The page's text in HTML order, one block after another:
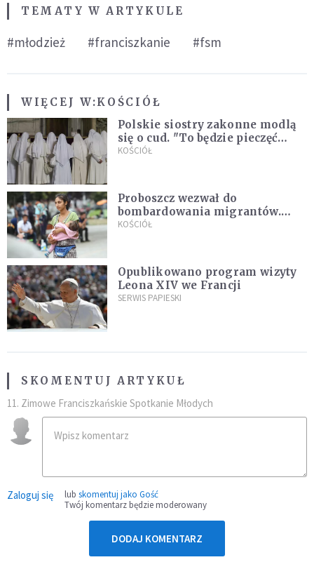
TEMATY W ARTYKULE
#młodzież #franciszkanie #fsm
WIĘCEJ W:KOŚCIÓŁ
Polskie siostry zakonne modlą
się o cud. "To będzie pieczęć
Pana Boga dla naszej wiary"
KOŚCIÓŁ
Proboszcz wezwał do
bombardowania migrantów.
"Masowy ogień przeciwko
KOŚCIÓŁ
Opublikowano program wizyty
Leona XIV we Francji
SERWIS PAPIESKI
SKOMENTUJ ARTYKUŁ
11. Zimowe Franciszkańskie Spotkanie Młodych
Zaloguj się lub skomentuj jako Gość
Twój komentarz będzie moderowany
DODAJ KOMENTARZ